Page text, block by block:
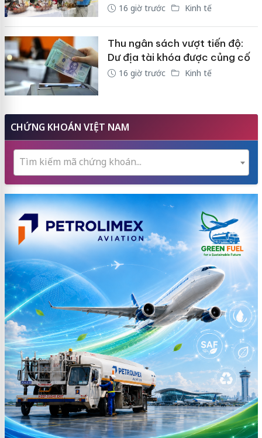
16 giờ trước Kinh tế
Thu ngân sách vượt tiến độ:
Dư địa tài khóa được củng cố
16 giờ trước Kinh tế
CHỨNG KHOÁN VIỆT NAM
Tìm kiếm mã chứng khoán...